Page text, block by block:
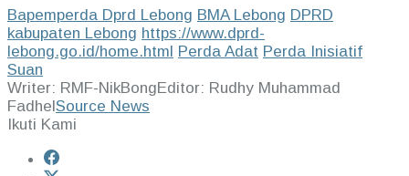
Bapemperda Dprd Lebong BMA Lebong DPRD
kabupaten Lebong https://www.dprd-
lebong.go.id/home.html Perda Adat Perda Inisiatif
Suan
Writer: RMF-NikBongEditor: Rudhy Muhammad
FadhelSource News
Ikuti Kami